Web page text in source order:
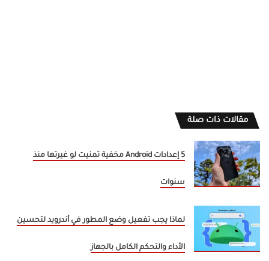
مقالات ذات صلة
5 إعدادات Android مخفية تمنيت لو غيرتها منذ
سنوات
لماذا يجب تفعيل وضع المطور في أندرويد لتحسين
الأداء والتحكم الكامل بالجهاز